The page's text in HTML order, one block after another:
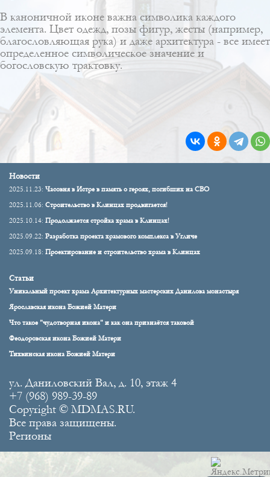
В каноничной иконе важна символика каждого
элемента. Цвет одежд, позы фигур, жесты (например,
благословляющая рука) и даже архитектура - все имеет
определенное символическое значение и
богословскую трактовку.
Новости
2025.11.23: Часовня в Истре в память о героях, погибших на СВО
2025.11.06: Строительство в Клинцах продвигается!
2025.10.14: Продолжается стройка храма в Клинцах!
2025.09.22: Разработка проекта храмового комплекса в Угличе
2025.09.18: Проектирование и строительство храма в Клинцах
Статьи
Уникальный проект храма Архитектурных мастерских Данилова монастыря
Ярославская икона Божией Матери
Что такое "чудотворная икона" и как она признаётся таковой
Феодоровская икона Божией Матери
Тихвинская икона Божией Матери
ул. Даниловский Вал, д. 10, этаж 4
+7 (968) 989-39-89
Copyright © MDMAS.RU.
Все права защищены.
Регионы